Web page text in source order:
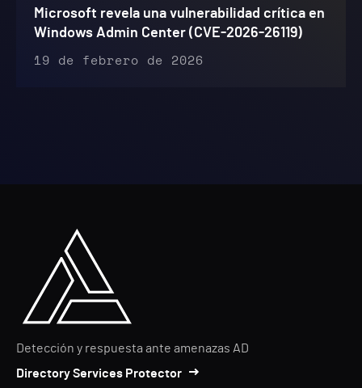
Microsoft revela una vulnerabilidad crítica en
Windows Admin Center (CVE-2026-26119)
19 de febrero de 2026
Detección y respuesta ante amenazas AD
Directory Services Protector